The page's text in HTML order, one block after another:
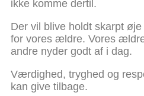
ikke komme dertil.
Der vil blive holdt skarpt
for vores ældre. Vores
andre nyder godt af i dag.
Værdighed, tryghed og
kan give tilbage.